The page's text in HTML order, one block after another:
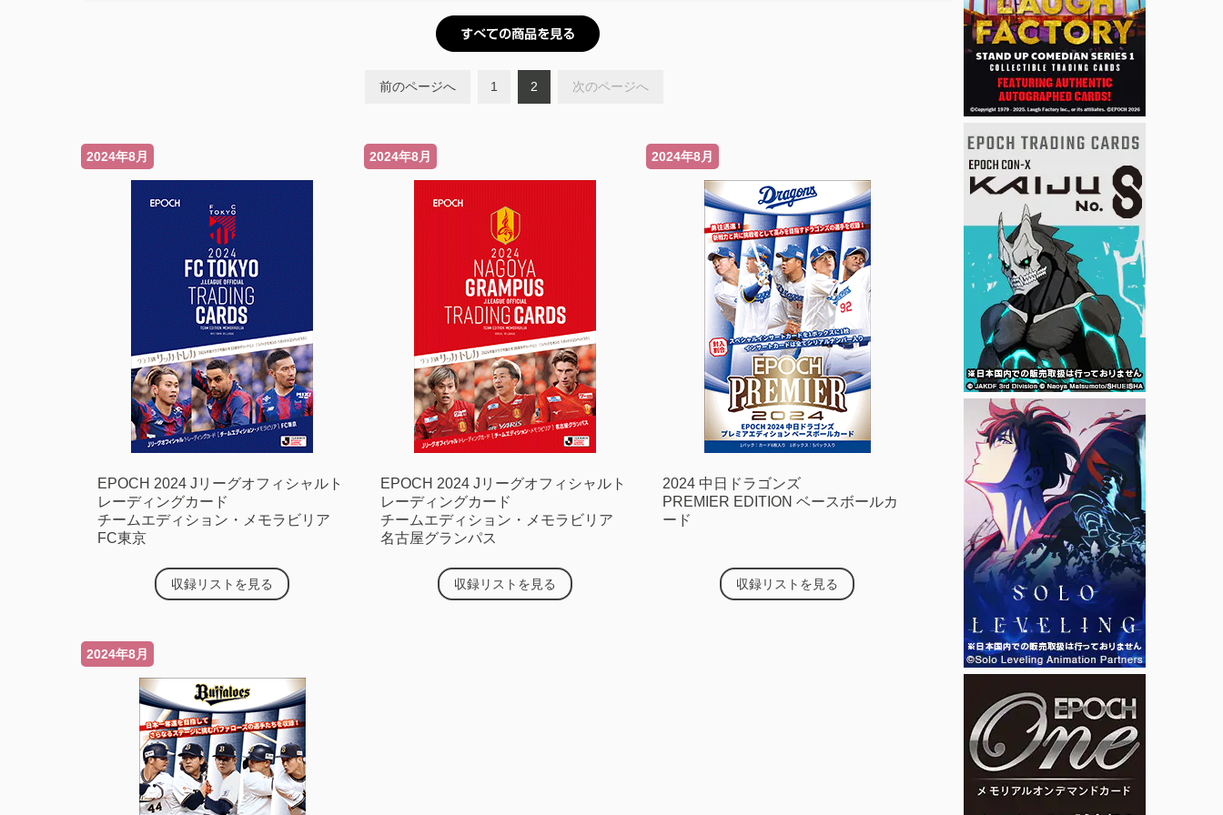
前のページへ 1 2 次のページへ
2024年8月
EPOCH 2024 Jリーグオフィシャルト
レーディングカード
チームエディション・メモラビリア
FC東京
収録リストを見る
2024年8月
EPOCH 2024 Jリーグオフィシャルト
レーディングカード
チームエディション・メモラビリア
名古屋グランパス
収録リストを見る
2024年8月
2024 中日ドラゴンズ
PREMIER EDITION ベースボールカ
ード
収録リストを見る
2024年8月